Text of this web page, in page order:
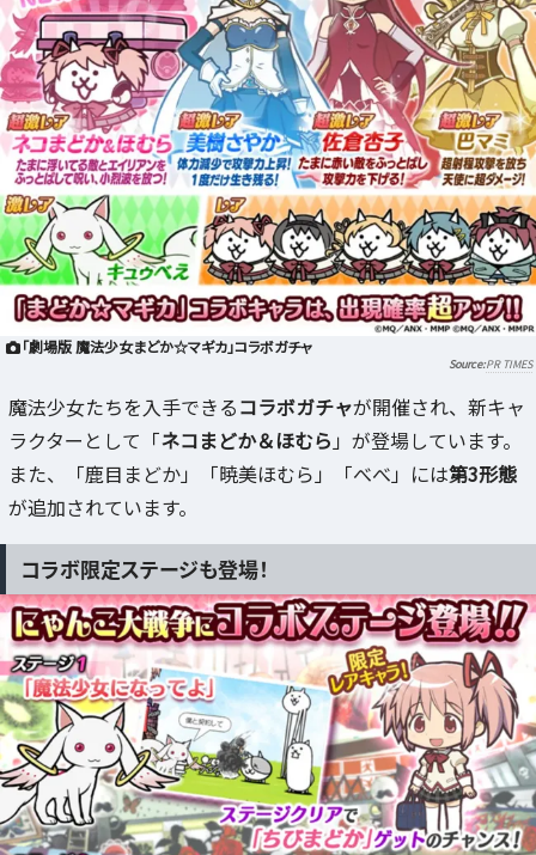
「劇場版 魔法少女まどか☆マギカ」コラボガチャ
PR TIMES
魔法少女たちを入手できるコラボガチャが開催され、新キャ
ラクターとして「ネコまどか＆ほむら 」が登場しています。
また、「鹿目まどか」「暁美ほむら」「べべ」には第3形態
が追加されています。
コラボ限定ステージも登場！